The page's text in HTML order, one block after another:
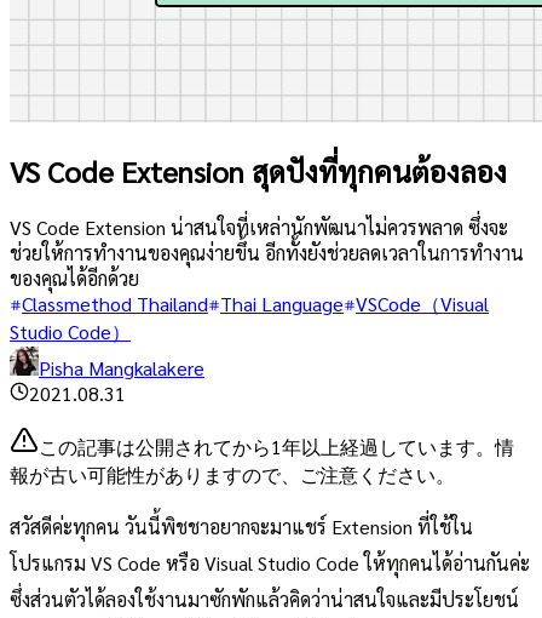
VS Code Extension สุดปังที่ทุกคนต้องลอง
VS Code Extension น่าสนใจที่เหล่านักพัฒนาไม่ควรพลาด ซึ่งจะ
ช่วยให้การทำงานของคุณง่ายขึ้น อีกทั้งยังช่วยลดเวลาในการทำงาน
ของคุณได้อีกด้วย
Classmethod Thailand Thai Language VSCode（Visual
Studio Code）
Pisha Mangkalakere
2021.08.31
この記事は公開されてから1年以上経過しています。情
報が古い可能性がありますので、ご注意ください。
สวัสดีค่ะทุกคน วันนี้พิชชาอยากจะมาแชร์ Extension ที่ใช้ใน
โปรแกรม VS Code หรือ Visual Studio Code ให้ทุกคนได้อ่านกันค่ะ
ซึ่งส่วนตัวได้ลองใช้งานมาซักพักแล้วคิดว่าน่าสนใจและมีประโยชน์